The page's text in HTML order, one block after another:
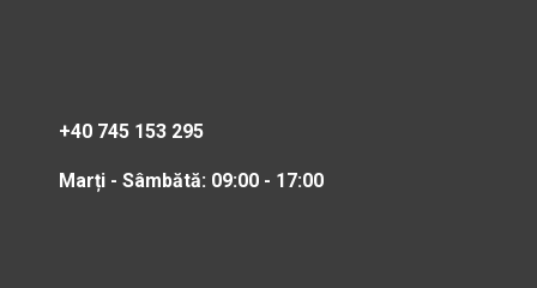
+40 745 153 295
Marți - Sâmbătă: 09:00 - 17:00